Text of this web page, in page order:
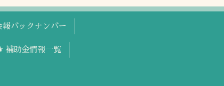
報バックナンバー
補助金情報一覧